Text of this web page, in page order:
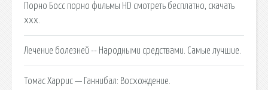
Порно Босс порно фильмы HD смотреть бесплатно, скачать
ххх.
Лечение болезней -- Народными средствами. Самые лучшие.
Томас Харрис — Ганнибал: Восхождение.